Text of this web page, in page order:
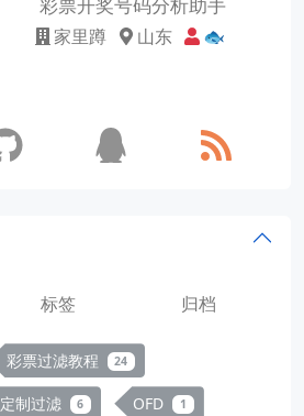
彩票开奖号码分析助手
家里蹲 山东 🐟
标签 归档
彩票过滤教程 24
定制过滤 6 OFD 1